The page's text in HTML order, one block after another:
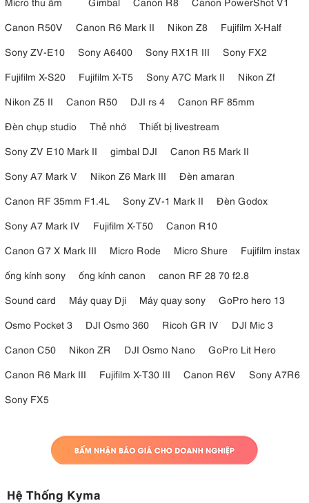
Canon R50V
Canon R6 Mark II Nikon Z8
Fujifilm X-Half
Sony ZV-E10
Sony A6400 Sony RX1R III
Sony FX2
Fujifilm X-S20
Fujifilm X-T5 Sony A7C Mark II
Nikon Zf
Nikon Z5 II
Canon R50 DJI rs 4
Canon RF 85mm
Đèn chụp studio
Thẻ nhớ
Thiết bị livestream
Sony ZV E10 Mark II
gimbal DJI
Canon R5 Mark II
Sony A7 Mark V
Nikon Z6 Mark III
Đèn amaran
Canon RF 35mm F1.4L
Sony ZV-1 Mark II
Đèn Godox
Sony A7 Mark IV
Fujifilm X-T50
Canon R10
Canon G7 X Mark III
Micro Rode Micro Shure
Fujifilm instax
ống kính sony
ống kính canon
canon RF 28 70 f2.8
Sound card
Máy quay Dji Máy quay sony
GoPro hero 13
Osmo Pocket 3
DJI Osmo 360 Ricoh GR IV
DJI Mic 3
Canon C50
Nikon ZR DJI Osmo Nano
GoPro Lit Hero
Canon R6 Mark III
Fujifilm X-T30 III Canon R6V
Sony A7R6
Sony FX5
Hệ Thống Kyma